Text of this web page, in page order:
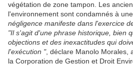
végétation de zone tampon. Les
l'environnement sont condamnés à
négligence manifeste dans l'exercice
"Il s'agit d'une phrase historique, bien
objections et des inexactitudes qui
l'exécution ", déclare Manolo Morales,
la Corporation de Gestion et Droit